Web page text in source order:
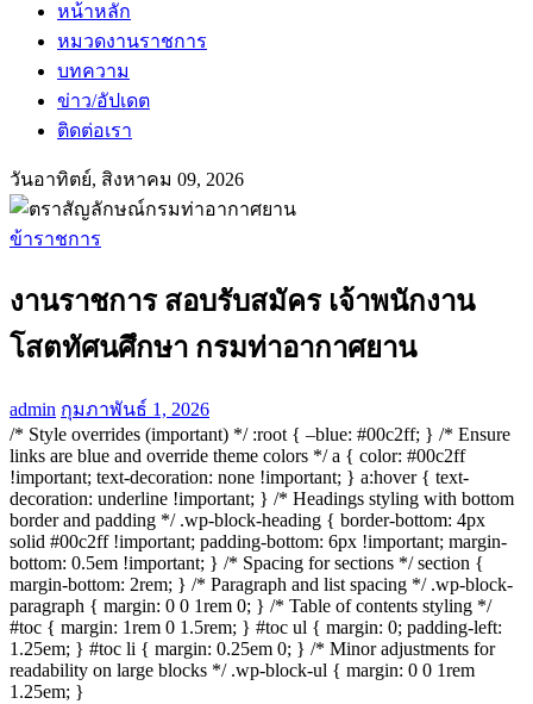
หน้าหลัก
หมวดงานราชการ
บทความ
ข่าว/อัปเดต
ติดต่อเรา
วันอาทิตย์, สิงหาคม 09, 2026
ข้าราชการ
งานราชการ สอบรับสมัคร เจ้าพนักงาน
โสตทัศนศึกษา กรมท่าอากาศยาน
admin กุมภาพันธ์ 1, 2026
/* Style overrides (important) */ :root { –blue: #00c2ff; } /* Ensure
links are blue and override theme colors */ a { color: #00c2ff
!important; text-decoration: none !important; } a:hover { text-
decoration: underline !important; } /* Headings styling with bottom
border and padding */ .wp-block-heading { border-bottom: 4px
solid #00c2ff !important; padding-bottom: 6px !important; margin-
bottom: 0.5em !important; } /* Spacing for sections */ section {
margin-bottom: 2rem; } /* Paragraph and list spacing */ .wp-block-
paragraph { margin: 0 0 1rem 0; } /* Table of contents styling */
#toc { margin: 1rem 0 1.5rem; } #toc ul { margin: 0; padding-left:
1.25em; } #toc li { margin: 0.25em 0; } /* Minor adjustments for
readability on large blocks */ .wp-block-ul { margin: 0 0 1rem
1.25em; }